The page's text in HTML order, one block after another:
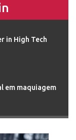
in High Tech
em maquiagem